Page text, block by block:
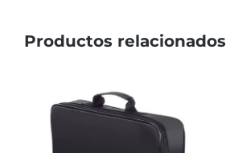
Productos relacionados